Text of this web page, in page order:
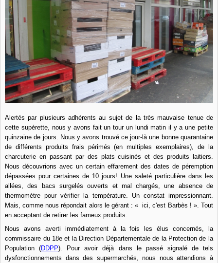
Alertés par plusieurs adhérents au sujet de la très mauvaise tenue de
cette supérette, nous y avons fait un tour un lundi matin il y a une petite
quinzaine de jours. Nous y avons trouvé ce jour-là une bonne quarantaine
de différents produits frais périmés (en multiples exemplaires), de la
charcuterie en passant par des plats cuisinés et des produits laitiers.
Nous découvrions avec un certain effarement des dates de péremption
dépassées pour certaines de 10 jours! Une saleté particulière dans les
allées, des bacs surgelés ouverts et mal chargés, une absence de
thermomètre pour vérifier la température. Un constat impressionnant.
Mais, comme nous répondait alors le gérant : « ici, c'est Barbès ! ». Tout
en acceptant de retirer les fameux produits.
Nous avons averti immédiatement à la fois les élus concernés, la
commissaire du 18e et la Direction Départementale de la Protection de la
Population (DDPP). Pour avoir déjà dans le passé signalé de tels
dysfonctionnements dans des supermarchés, nous nous attendions à